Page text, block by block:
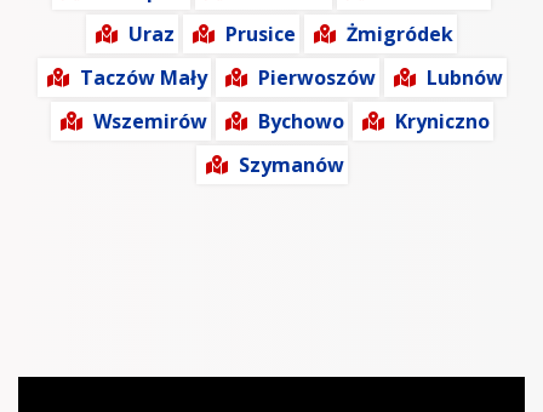
Uraz
Prusice
Żmigródek
Taczów Mały
Pierwoszów
Lubnów
Wszemirów
Bychowo
Kryniczno
Szymanów